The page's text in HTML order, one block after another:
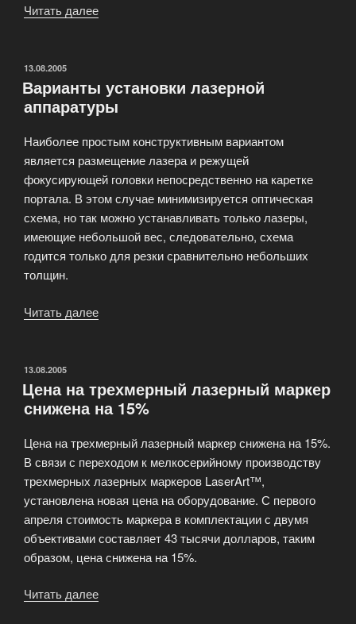
Читать далее
ОПУБЛИКОВАНО
13.08.2005
Варианты установки лазерной
аппаратуры
Наиболее простым конструктивным вариантом
является размещение лазера и режущей
фокусирующей головки непосредственно на каретке
портала. В этом случае минимизируется оптическая
схема, но так можно устанавливать только лазеры,
имеющие небольшой вес, следовательно, схема
годится только для резки сравнительно небольших
толщин.
Читать далее
ОПУБЛИКОВАНО
13.08.2005
Цена на трехмерный лазерный маркер
снижена на 15%
Цена на трехмерный лазерный маркер снижена на 15%.
В связи с переходом к мелкосерийному производству
трехмерных лазерных маркеров LaserArt™,
установлена новая цена на оборудование. С первого
апреля стоимость маркера в комплектации с двумя
объективами составляет 43 тысячи долларов, таким
образом, цена снижена на 15%.
Читать далее